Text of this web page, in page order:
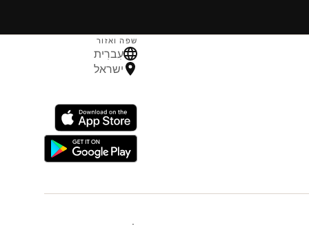
שפה ואזור
עִברִית
ישראל